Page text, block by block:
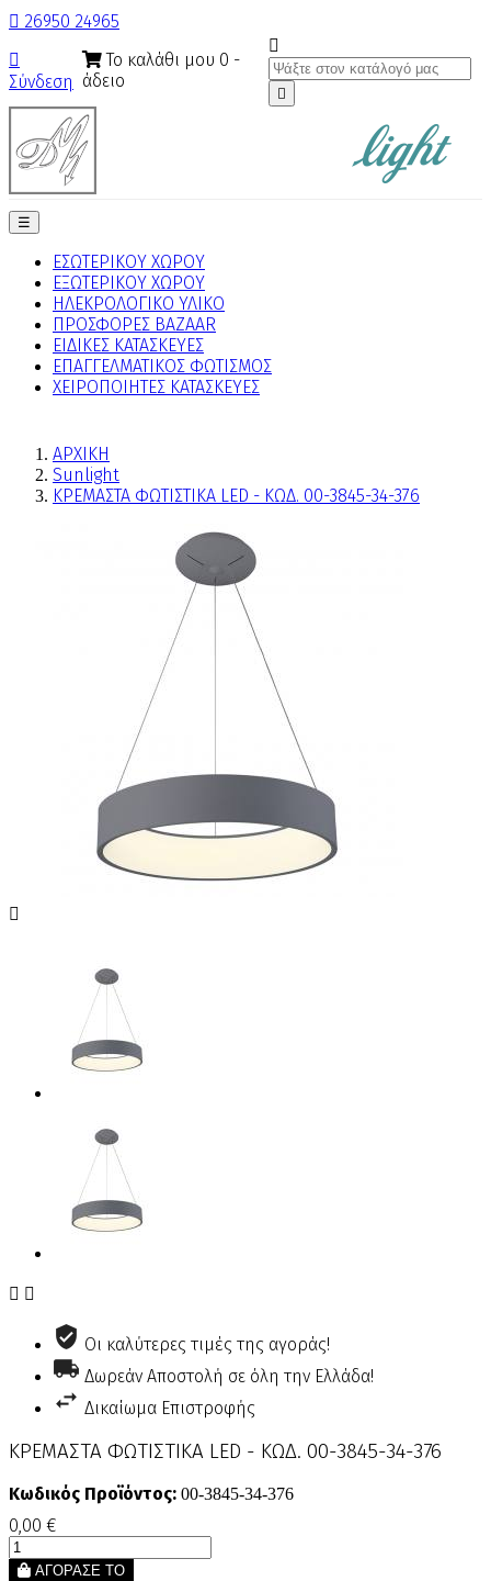
 26950 24965

Σύνδεση
Το καλάθι μου 0 -
άδειο


Toggle
navigation
☰
ΕΣΩΤΕΡΙΚΟΥ ΧΩΡΟΥ
ΕΞΩΤΕΡΙΚΟΥ ΧΩΡΟΥ
ΗΛΕΚΡΟΛΟΓΙΚΟ ΥΛΙΚΟ
ΠΡΟΣΦΟΡΕΣ BAZAAR
ΕΙΔΙΚΕΣ ΚΑΤΑΣΚΕΥΕΣ
ΕΠΑΓΓΕΛΜΑΤΙΚΟΣ ΦΩΤΙΣΜΟΣ
ΧΕΙΡΟΠΟΙΗΤΕΣ ΚΑΤΑΣΚΕΥΕΣ
ΑΡΧΙΚΗ
Sunlight
ΚΡΕΜΑΣΤΑ ΦΩΤΙΣΤΙΚΑ LED - ΚΩΔ. 00-3845-34-376

 
Οι καλύτερες τιμές της αγοράς!
Δωρεάν Αποστολή σε όλη την Ελλάδα!
Δικαίωμα Επιστροφής
ΚΡΕΜΑΣΤΑ ΦΩΤΙΣΤΙΚΑ LED - ΚΩΔ. 00-3845-34-376
Κωδικός Προϊόντος: 00-3845-34-376
0,00 €
ΑΓΟΡΑΣΕ ΤΟ